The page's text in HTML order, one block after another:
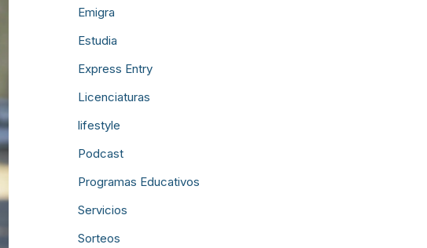
Emigra
Estudia
Express Entry
Licenciaturas
lifestyle
Podcast
Programas Educativos
Servicios
Sorteos